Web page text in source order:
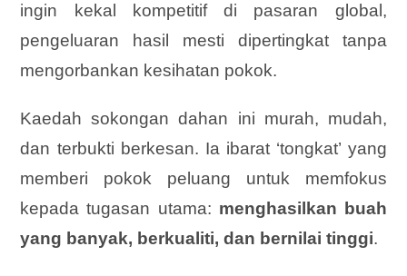
ingin kekal kompetitif di pasaran global,
pengeluaran hasil mesti dipertingkat tanpa
mengorbankan kesihatan pokok.
Kaedah sokongan dahan ini murah, mudah,
dan terbukti berkesan. Ia ibarat ‘tongkat’ yang
memberi pokok peluang untuk memfokus
kepada tugasan utama: menghasilkan buah
yang banyak, berkualiti, dan bernilai tinggi.